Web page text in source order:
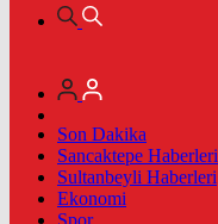
Son Dakika
Sancaktepe Haberleri
Sultanbeyli Haberleri
Ekonomi
Spor